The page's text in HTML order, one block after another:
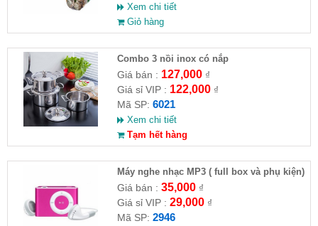
Xem chi tiết
Giỏ hàng
Combo 3 nồi inox có nắp
Giá bán : 127,000₫
Giá sỉ VIP : 122,000₫
Mã SP: 6021
Xem chi tiết
Tạm hết hàng
Máy nghe nhạc MP3 ( full box và phụ kiện)
Giá bán : 35,000₫
Giá sỉ VIP : 29,000₫
Mã SP: 2946